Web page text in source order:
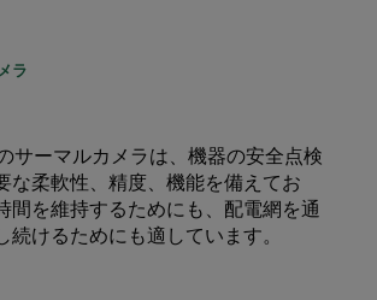
ラ
サーマルカメラは、機器の安全点検
な柔軟性、精度、機能を備えてお
間を維持するためにも、配電網を通
続けるためにも適しています。